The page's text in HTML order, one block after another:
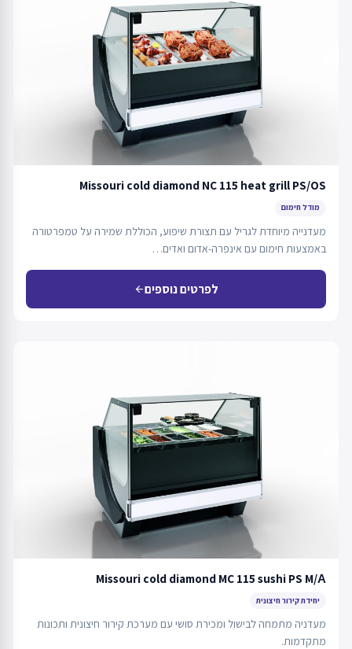
Missouri cold diamond NC 115 heat grill PS/OS
מודל חימום
מעדנייה מיוחדת לגריל עם תצורת שיפוע, הכוללת שמירה על טמפרטורה
באמצעות חימום עם אינפרה-אדום ואדים…
לפרטים נוספיםarrow_back
Missouri cold diamond MC 115 sushi PS M/А
יחידת קירור חיצונית
מעדניה מתמחה לבישול ומכירת סושי עם מערכת קירור חיצונית ותכונות
מתקדמות.